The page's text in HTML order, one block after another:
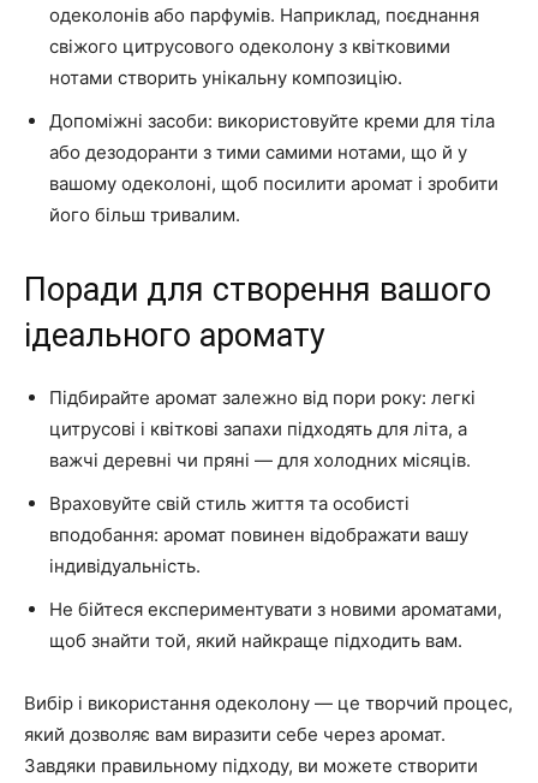
одеколонів або парфумів. Наприклад, поєднання
свіжого цитрусового одеколону з квітковими
нотами створить унікальну композицію.
Допоміжні засоби: використовуйте креми для тіла
або дезодоранти з тими самими нотами, що й у
вашому одеколоні, щоб посилити аромат і зробити
його більш тривалим.
Поради для створення вашого
ідеального аромату
Підбирайте аромат залежно від пори року: легкі
цитрусові і квіткові запахи підходять для літа, а
важчі деревні чи пряні — для холодних місяців.
Враховуйте свій стиль життя та особисті
вподобання: аромат повинен відображати вашу
індивідуальність.
Не бійтеся експериментувати з новими ароматами,
щоб знайти той, який найкраще підходить вам.
Вибір і використання одеколону — це творчий процес,
який дозволяє вам виразити себе через аромат.
Завдяки правильному підходу, ви можете створити